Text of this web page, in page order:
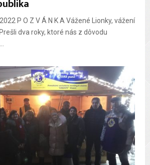
P O Z V Á N K A Vážené Lionky, vážení
dva roky, ktoré nás z dôvodu